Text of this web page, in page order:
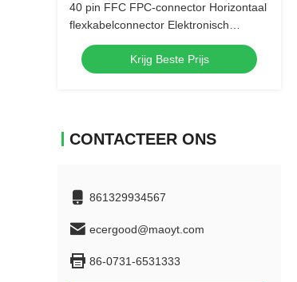
40 pin FFC FPC-connector Horizontaal
flexkabelconnector Elektronisch
onderdeel
Krijg Beste Prijs
CONTACTEER ONS
861329934567
ecergood@maoyt.com
86-0731-6531333